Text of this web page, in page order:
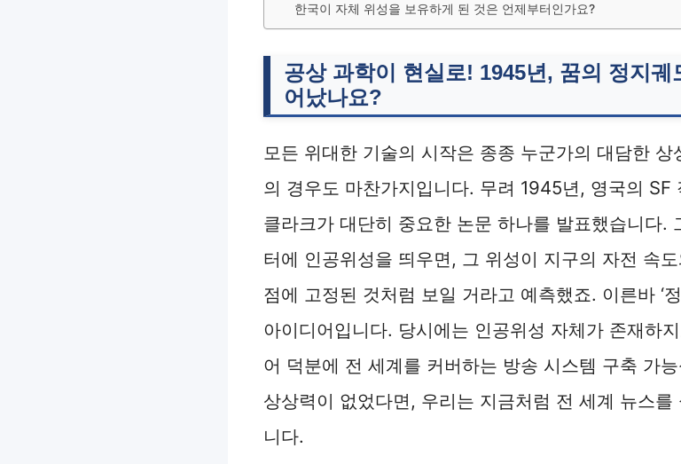
한국이 자체 위성을 보유하게 된 것은 언제부터인가요?
공상 과학이 현실로! 1945년, 꿈의 정지궤
어났나요?
모든 위대한 기술의 시작은 종종 누군가의 대담한
의 경우도 마찬가지입니다. 무려 1945년, 영국의 SF
클라크가 대단히 중요한 논문 하나를 발표했습니다.
터에 인공위성을 띄우면, 그 위성이 지구의 자전 속
점에 고정된 것처럼 보일 거라고 예측했죠. 이른바
아이디어입니다. 당시에는 인공위성 자체가 존재하
어 덕분에 전 세계를 커버하는 방송 시스템 구축 가
상상력이 없었다면, 우리는 지금처럼 전 세계 뉴스
니다.